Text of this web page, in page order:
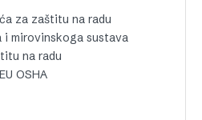
za zaštitu na radu
i mirovinskoga sustava
na radu
OSHA